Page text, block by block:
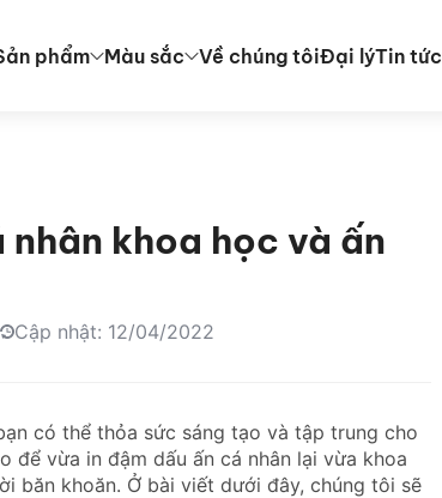
phẩm Màu sắc Về chúng tôiĐại lýTin tức
khoa học và ấn
Cập nhật: 12/04/2022
có thể thỏa sức sáng tạo và tập trung cho
để vừa in đậm dấu ấn cá nhân lại vừa khoa
băn khoăn. Ở bài viết dưới đây, chúng tôi sẽ